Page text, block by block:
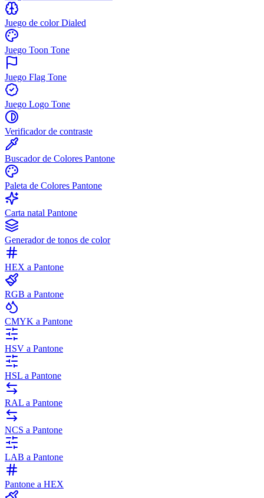
Juego de color Dialed
Juego Toon Tone
Juego Flag Tone
Juego Logo Tone
Verificador de contraste
Buscador de Colores Pantone
Paleta de Colores Pantone
Carta natal Pantone
Generador de tonos de color
HEX a Pantone
RGB a Pantone
CMYK a Pantone
HSV a Pantone
HSL a Pantone
RAL a Pantone
NCS a Pantone
LAB a Pantone
Pantone a HEX